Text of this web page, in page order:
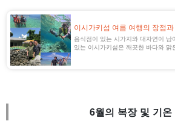
이시가키섬 여름 여행의 장점
음식점이 있는 시가지와 대자연이
있는 이시가키섬은 깨끗한 바다와
6월의 복장 및 기온